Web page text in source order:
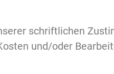
schriftlichen
und/oder